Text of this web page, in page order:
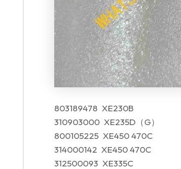
803189478 XE230B
310903000 XE235D（G）
800105225 XE450 470C
314000142 XE450 470C
312500093 XE335C